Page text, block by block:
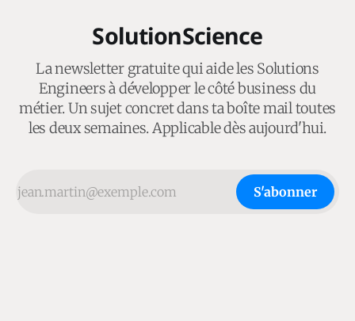
SolutionScience
La newsletter gratuite qui aide les Solutions
Engineers à développer le côté business du
métier. Un sujet concret dans ta boîte mail toutes
les deux semaines. Applicable dès aujourd'hui.
S'abonner